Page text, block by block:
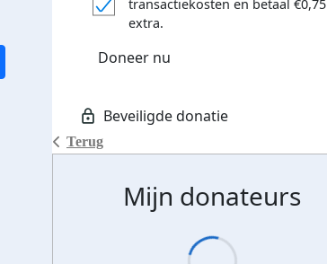
Terug
transactiekosten en betaal €0,75
extra.
Doneer nu
Mijn donateurs